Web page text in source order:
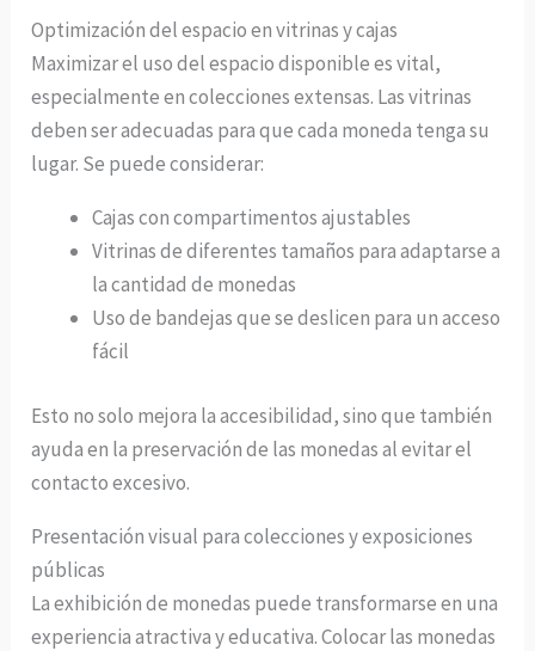
Optimización del espacio en vitrinas y cajas
Maximizar el uso del espacio disponible es vital,
especialmente en colecciones extensas. Las vitrinas
deben ser adecuadas para que cada moneda tenga su
lugar. Se puede considerar:
Cajas con compartimentos ajustables
Vitrinas de diferentes tamaños para adaptarse a
la cantidad de monedas
Uso de bandejas que se deslicen para un acceso
fácil
Esto no solo mejora la accesibilidad, sino que también
ayuda en la preservación de las monedas al evitar el
contacto excesivo.
Presentación visual para colecciones y exposiciones
públicas
La exhibición de monedas puede transformarse en una
experiencia atractiva y educativa. Colocar las monedas